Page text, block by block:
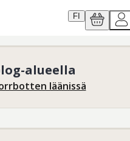
FI
alueella
läänissä